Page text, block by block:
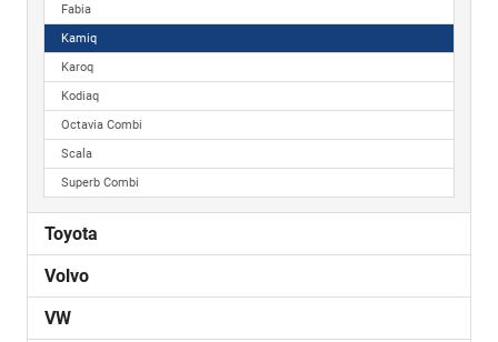
Fabia
Kamiq
Karoq
Kodiaq
Octavia Combi
Scala
Superb Combi
Toyota
Volvo
VW